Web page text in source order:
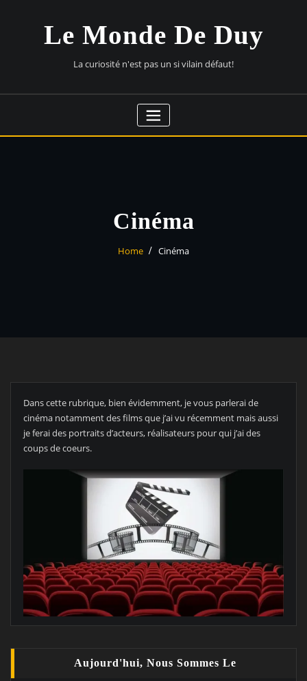
Le Monde De Duy
La curiosité n'est pas un si vilain défaut!
Cinéma
Home Cinéma
Dans cette rubrique, bien évidemment, je vous parlerai de
cinéma notamment des films que j’ai vu récemment mais aussi
je ferai des portraits d’acteurs, réalisateurs pour qui j’ai des
coups de coeurs.
Aujourd'hui, Nous Sommes Le